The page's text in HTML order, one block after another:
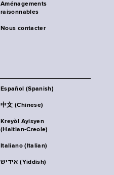
Aménagements
raisonnables
Nous contacter
Español (Spanish)
中文 (Chinese)
Kreyòl Ayisyen
(Haitian-Creole)
Italiano (Italian)
אידיש (Yiddish)